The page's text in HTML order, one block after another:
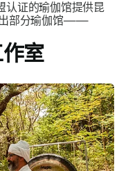
认证的瑜伽馆提供昆
部分瑜伽馆——
室